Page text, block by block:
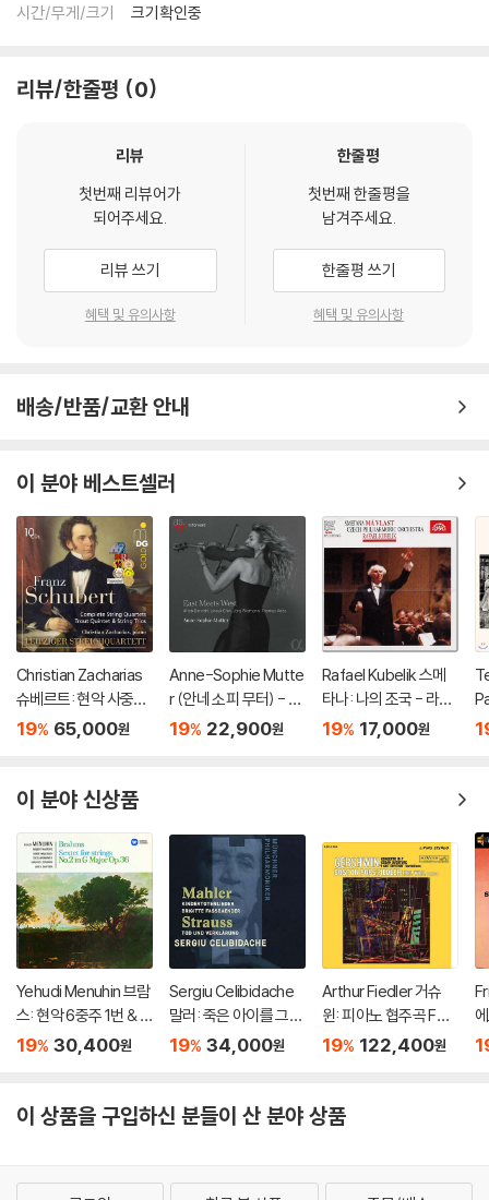
시간/무게/크기
크기확인중
리뷰/한줄평 0
리뷰
첫번째 리뷰어가
되어주세요.
리뷰 쓰기
혜택 및 유의사항
한줄평
첫번째 한줄평을
남겨주세요.
한줄평 쓰기
혜택 및 유의사항
배송/반품/교환 안내
이 분야 베스트셀러
Christian Zacharias
슈베르트: 현악 사중주
전곡 외 (Schubert: C
& String Trios)
19% 65,000원
Anne-Sophie Mutte
r (안네 소피 무터) - Ea
st Meets West
19% 22,900원
Rafael Kubelik 스메
타나: 나의 조국 - 라파
엘 쿠벨릭 (Smetana:
19% 17,000원
이 분야 신상품
Yehudi Menuhin 브람
스: 현악 6중주 1번 & 2
번 (Brahms: String S
19% 30,400원
Sergiu Celibidache
말러: 죽은 아이를 그리
는 노래 / R. 슈트라우
r, R. Strauss: Death a
19% 34,000원
Arthur Fiedler 거슈
윈: 피아노 협주곡 F장
조 (Gershwin: Conc
[2LP]
19% 122,400원
이 상품을 구입하신 분들이 산 분야 상품